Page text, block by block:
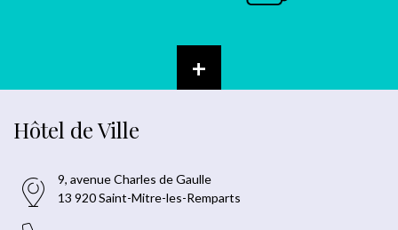
+
Hôtel de Ville
9, avenue Charles de Gaulle
13 920 Saint-Mitre-les-Remparts